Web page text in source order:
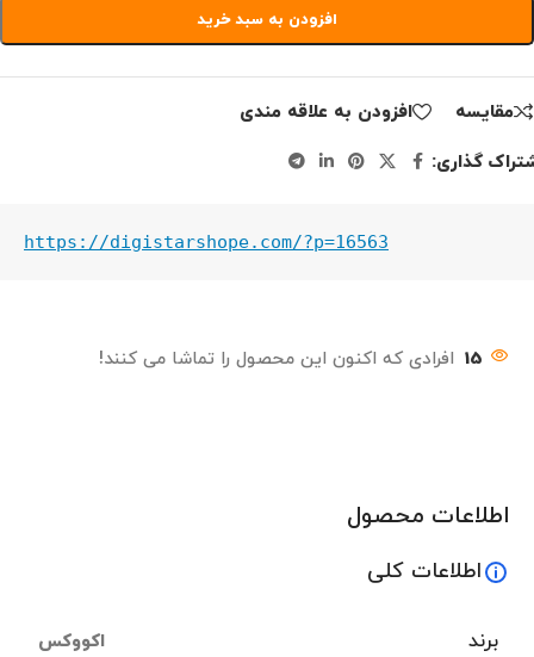
افزودن به سبد خرید
مقايسه
افزودن به علاقه مندی
گذاری:
https://digistarshope.com/?p=16563
15 افرادی که اکنون این محصول را تماشا می کنند!
اطلاعات محصول
اطلاعات کلی
برند اکووکس